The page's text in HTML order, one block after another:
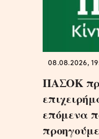
08.08.2026,
ΠΑΣΟΚ
επόμενα